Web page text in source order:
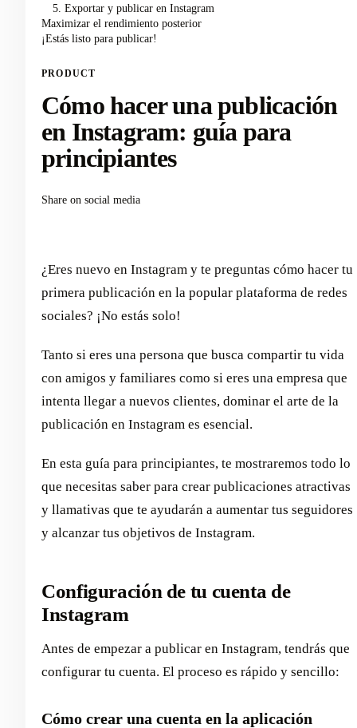
5. Exportar y publicar en Instagram
Maximizar el rendimiento posterior
¡Estás listo para publicar!
PRODUCT
Cómo hacer una publicación
en Instagram: guía para
principiantes
Share on social media
¿Eres nuevo en Instagram y te preguntas cómo hacer tu
primera publicación en la popular plataforma de redes
sociales? ¡No estás solo!
Tanto si eres una persona que busca compartir tu vida
con amigos y familiares como si eres una empresa que
intenta llegar a nuevos clientes, dominar el arte de la
publicación en Instagram es esencial.
En esta guía para principiantes, te mostraremos todo lo
que necesitas saber para crear publicaciones atractivas
y llamativas que te ayudarán a aumentar tus seguidores
y alcanzar tus objetivos de Instagram.
Configuración de tu cuenta de
Instagram
Antes de empezar a publicar en Instagram, tendrás que
configurar tu cuenta. El proceso es rápido y sencillo:
Cómo crear una cuenta en la aplicación